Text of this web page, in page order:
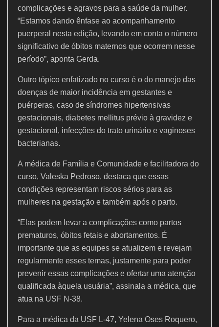
complicações e agravos para a saúde da mulher.
“Estamos dando ênfase ao acompanhamento
puerperal nesta edição, levando em conta o número
significativo de óbitos maternos que ocorrem nesse
período”, aponta Gerda.
Outro tópico enfatizado no curso é o do manejo das
doenças de maior incidência em gestantes e
puérperas, caso de síndromes hipertensivas
gestacionais, diabetes mellitus prévio à gravidez e
gestacional, infecções do trato urinário e vaginoses
bacterianas.
A médica de Família e Comunidade e facilitadora do
curso, Valeska Pedroso, destaca que essas
condições representam riscos sérios para as
mulheres na gestação e também após o parto.
“Elas podem levar a complicações como partos
prematuros, óbitos fetais e abortamentos. É
importante que as equipes se atualizem e revejam
regularmente esses temas, justamente para poder
prevenir essas complicações e ofertar uma atenção
qualificada àquela usuária”, assinala a médica, que
atua na USF N-38.
Para a médica da USF L-47, Yelena Oses Roquero,